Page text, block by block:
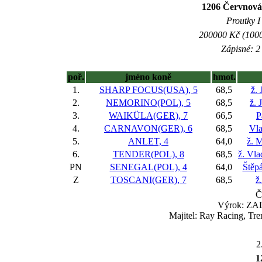
1206
Proutky
200000 Kč
Zápisné:
poř. jméno koně
hmot.
1.
SHARP FOCUS(USA), 5 68,5
ž.
2.
NEMORINO(POL), 5 68,5
ž.
3.
WAIKÜLA(GER), 7 66,5
4.
CARNAVON(GER), 6 68,5
5.
ANLET, 4 64,0
ž.
6.
TENDER(POL), 8 68,5 ž.
PN
SENEGAL(POL), 4 64,0
Z
TOSCANI(GER), 7 68,5
Výrok:
Majitel: Ray Racing,